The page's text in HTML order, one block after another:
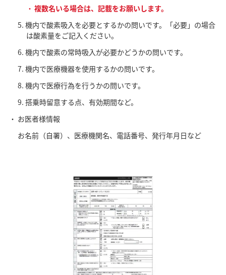
複数名いる場合は、記載をお願いします。
機内で酸素吸入を必要とするかの問いです。「必要」の場合
は酸素量をご記入ください。
機内で酸素の常時吸入が必要かどうかの問いです。
機内で医療機器を使用するかの問いです。
機内で医療行為を行うかの問いです。
搭乗時留意する点、有効期間など。
お医者様情報
お名前（自署）、医療機関名、電話番号、発行年月日など